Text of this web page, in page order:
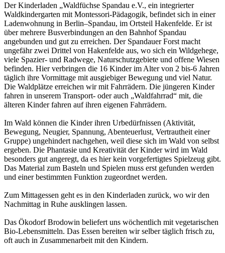
Der Kinderladen „Waldfüchse Spandau e.V., ein integrierter
Waldkindergarten mit Montessori-Pädagogik, befindet sich in einer
Ladenwohnung in Berlin–Spandau, im Ortsteil Hakenfelde. Er ist
über mehrere Busverbindungen an den Bahnhof Spandau
angebunden und gut zu erreichen. Der Spandauer Forst macht
ungefähr zwei Drittel von Hakenfelde aus, wo sich ein Wildgehege,
viele Spazier- und Radwege, Naturschutzgebiete und offene Wiesen
befinden. Hier verbringen die 16 Kinder im Alter von 2 bis-6 Jahren
täglich ihre Vormittage mit ausgiebiger Bewegung und viel Natur.
Die Waldplätze erreichen wir mit Fahrrädern. Die jüngeren Kinder
fahren in unserem Transport- oder auch „Waldfahrrad“ mit, die
älteren Kinder fahren auf ihren eigenen Fahrrädern.
Im Wald können die Kinder ihren Urbedürfnissen (Aktivität,
Bewegung, Neugier, Spannung, Abenteuerlust, Vertrautheit einer
Gruppe) ungehindert nachgehen, weil diese sich im Wald von selbst
ergeben. Die Phantasie und Kreativität der Kinder wird im Wald
besonders gut angeregt, da es hier kein vorgefertigtes Spielzeug gibt.
Das Material zum Basteln und Spielen muss erst gefunden werden
und einer bestimmten Funktion zugeordnet werden.
Zum Mittagessen geht es in den Kinderladen zurück, wo wir den
Nachmittag in Ruhe ausklingen lassen.
Das Ökodorf Brodowin beliefert uns wöchentlich mit vegetarischen
Bio-Lebensmitteln. Das Essen bereiten wir selber täglich frisch zu,
oft auch in Zusammenarbeit mit den Kindern.